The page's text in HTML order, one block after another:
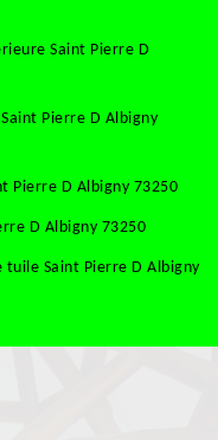
Saint Pierre D
Pierre D Albigny
Pierre D Albigny 73250
D Albigny 73250
tuile Saint Pierre D Albigny